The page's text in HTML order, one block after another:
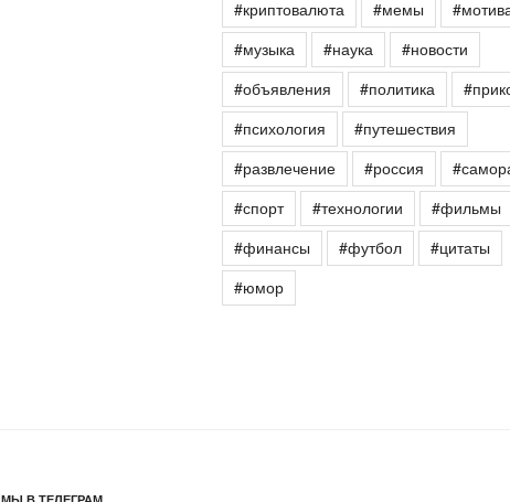
#криптовалюта
#мемы
#музыка
#наука
#новости
#объявления
#политика
#психология
#путешествия
#развлечение
#россия
#спорт
#технологии
#фильмы
#финансы
#футбол
#цитаты
#юмор